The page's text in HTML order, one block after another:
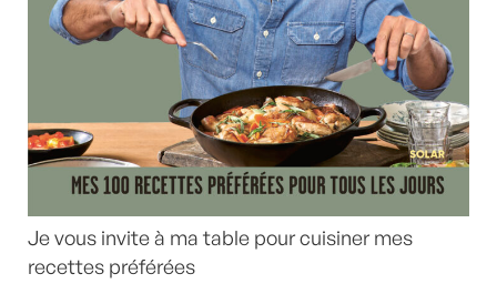
Je vous invite à ma table pour cuisiner mes
recettes préférées